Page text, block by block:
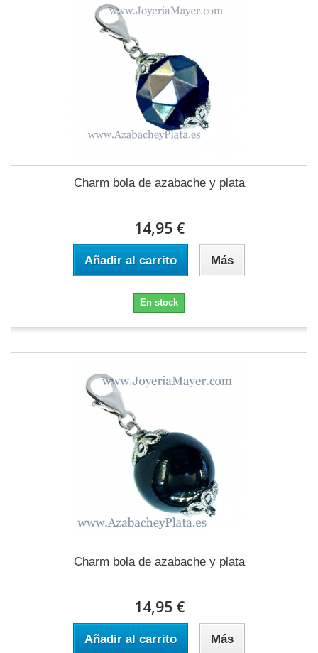
Charm bola de azabache y plata
14,95 €
Añadir al carrito Más
En stock
Charm bola de azabache y plata
14,95 €
Añadir al carrito Más